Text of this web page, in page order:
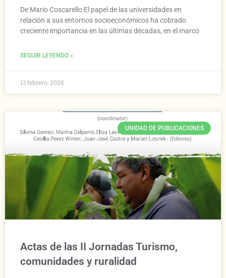
De Mario Coscarello El papel de las universidades en
relación a sus entornos socioeconómicos ha cobrado
creciente importancia en las últimas décadas, en el marco
SEGUIR LEYENDO »
13 febrero, 2026
UNIDAD DE PUBLICACIONES
Actas de las II Jornadas Turismo,
comunidades y ruralidad